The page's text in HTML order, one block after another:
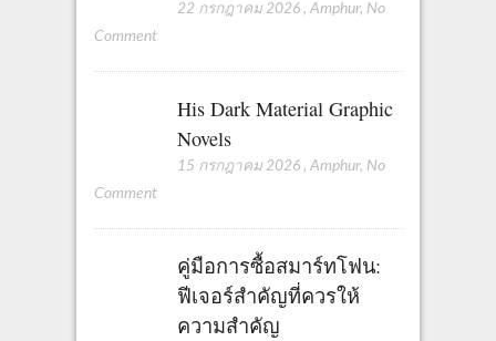
22 กรกฎาคม 2026 , Amphur, No
Comment
His Dark Material Graphic
Novels
15 กรกฎาคม 2026 , Amphur, No
Comment
คู่มือการซื้อสมาร์ทโฟน:
ฟีเจอร์สำคัญที่ควรให้
ความสำคัญ